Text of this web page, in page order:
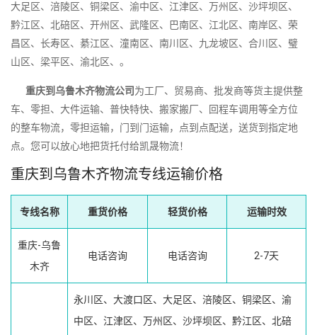
大足区、涪陵区、铜梁区、渝中区、江津区、万州区、沙坪坝区、
黔江区、北碚区、开州区、武隆区、巴南区、江北区、南岸区、荣
昌区、长寿区、綦江区、潼南区、南川区、九龙坡区、合川区、璧
山区、梁平区、渝北区、。
重庆到乌鲁木齐物流公司为工厂、贸易商、批发商等货主提供整
车、零担、大件运输、普快特快、搬家搬厂、回程车调用等全方位
的整车物流，零担运输，门到门运输，点到点配送，送货到指定地
点。您可以放心地把货托付给凯晟物流！
重庆到乌鲁木齐物流专线运输价格
专线名称 重货价格 轻货价格 运输时效
重庆-乌鲁
木齐
电话咨询 电话咨询 2-7天
永川区、大渡口区、大足区、涪陵区、铜梁区、渝
中区、江津区、万州区、沙坪坝区、黔江区、北碚